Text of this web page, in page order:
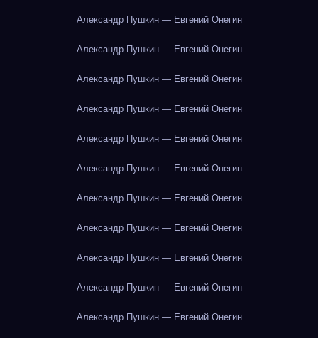
Александр Пушкин — Евгений Онегин
Александр Пушкин — Евгений Онегин
Александр Пушкин — Евгений Онегин
Александр Пушкин — Евгений Онегин
Александр Пушкин — Евгений Онегин
Александр Пушкин — Евгений Онегин
Александр Пушкин — Евгений Онегин
Александр Пушкин — Евгений Онегин
Александр Пушкин — Евгений Онегин
Александр Пушкин — Евгений Онегин
Александр Пушкин — Евгений Онегин